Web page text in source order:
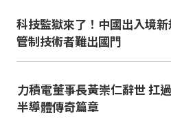
科技監獄來了！中國出入境
管制技術者難出國門
力積電董事長黃崇仁辭世 扛
半導體傳奇篇章